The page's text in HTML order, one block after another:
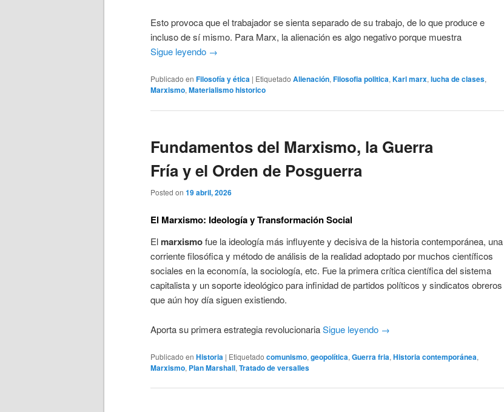
Esto provoca que el trabajador se sienta separado de su trabajo, de lo que produce e
incluso de sí mismo. Para Marx, la alienación es algo negativo porque muestra
Sigue leyendo →
Publicado en Filosofía y ética | Etiquetado Alienación, Filosofia politica, Karl marx, lucha de clases,
Marxismo, Materialismo historico
Fundamentos del Marxismo, la Guerra
Fría y el Orden de Posguerra
Posted on 19 abril, 2026
El Marxismo: Ideología y Transformación Social
El marxismofue la ideología más influyente y decisiva de la historia contemporánea, una
corriente filosófica y método de análisis de la realidad adoptado por muchos científicos
sociales en la economía, la sociología, etc. Fue la primera crítica científica del sistema
capitalista y un soporte ideológico para infinidad de partidos políticos y sindicatos obreros
que aún hoy día siguen existiendo.
Aporta su primera estrategia revolucionariaSigue leyendo →
Publicado en Historia | Etiquetado comunismo, geopolítica, Guerra fria, Historia contemporánea,
Marxismo, Plan Marshall, Tratado de versalles